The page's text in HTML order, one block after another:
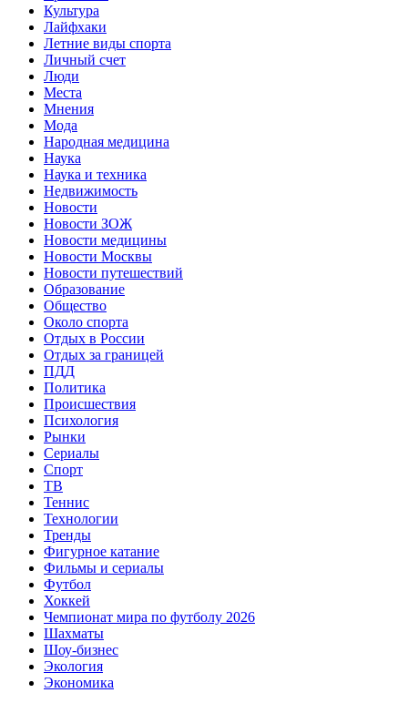
Культура
Лайфхаки
Летние виды спорта
Личный счет
Люди
Места
Мнения
Мода
Народная медицина
Наука
Наука и техника
Недвижимость
Новости
Новости ЗОЖ
Новости медицины
Новости Москвы
Новости путешествий
Образование
Общество
Около спорта
Отдых в России
Отдых за границей
ПДД
Политика
Происшествия
Психология
Рынки
Сериалы
Спорт
ТВ
Теннис
Технологии
Тренды
Фигурное катание
Фильмы и сериалы
Футбол
Хоккей
Чемпионат мира по футболу 2026
Шахматы
Шоу-бизнес
Экология
Экономика